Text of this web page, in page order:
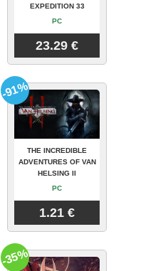
EXPEDITION 33
PC
23.29 €
THE INCREDIBLE
ADVENTURES OF VAN
HELSING II
PC
1.21 €
-91%
-35%